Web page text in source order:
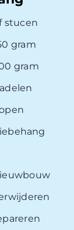
stucen
gram
gram